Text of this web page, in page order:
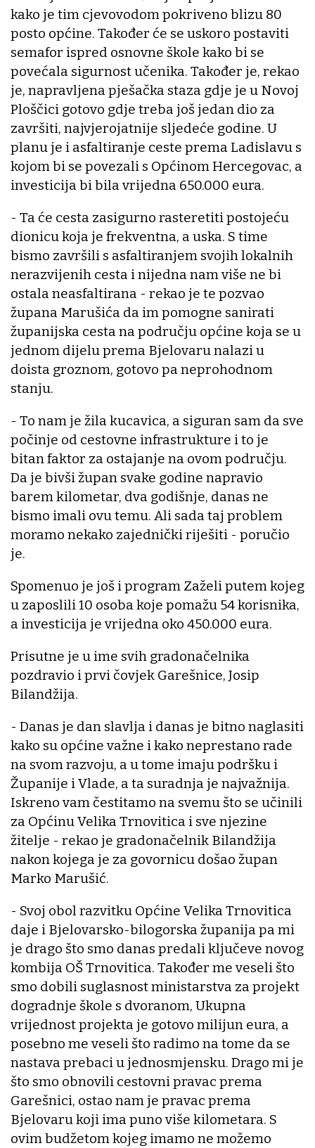
kako je tim cjevovodom pokriveno blizu 80
posto općine. Također će se uskoro postaviti
semafor ispred osnovne škole kako bi se
povećala sigurnost učenika. Također je, rekao
je, napravljena pješačka staza gdje je u Novoj
Ploščici gotovo gdje treba još jedan dio za
završiti, najvjerojatnije sljedeće godine. U
planu je i asfaltiranje ceste prema Ladislavu s
kojom bi se povezali s Općinom Hercegovac, a
investicija bi bila vrijedna 650.000 eura.
- Ta će cesta zasigurno rasteretiti postojeću
dionicu koja je frekventna, a uska. S time
bismo završili s asfaltiranjem svojih lokalnih
nerazvijenih cesta i nijedna nam više ne bi
ostala neasfaltirana - rekao je te pozvao
župana Marušića da im pomogne sanirati
županijska cesta na području općine koja se u
jednom dijelu prema Bjelovaru nalazi u
doista groznom, gotovo pa neprohodnom
stanju.
- To nam je žila kucavica, a siguran sam da sve
počinje od cestovne infrastrukture i to je
bitan faktor za ostajanje na ovom području.
Da je bivši župan svake godine napravio
barem kilometar, dva godišnje, danas ne
bismo imali ovu temu. Ali sada taj problem
moramo nekako zajednički riješiti - poručio
je.
Spomenuo je još i program Zaželi putem kojeg
u zaposlili 10 osoba koje pomažu 54 korisnika,
a investicija je vrijedna oko 450.000 eura.
Prisutne je u ime svih gradonačelnika
pozdravio i prvi čovjek Garešnice, Josip
Bilandžija.
- Danas je dan slavlja i danas je bitno naglasiti
kako su općine važne i kako neprestano rade
na svom razvoju, a u tome imaju podršku i
Županije i Vlade, a ta suradnja je najvažnija.
Iskreno vam čestitamo na svemu što se učinili
za Općinu Velika Trnovitica i sve njezine
žitelje - rekao je gradonačelnik Bilandžija
nakon kojega je za govornicu došao župan
Marko Marušić.
- Svoj obol razvitku Općine Velika Trnovitica
daje i Bjelovarsko-bilogorska županija pa mi
je drago što smo danas predali ključeve novog
kombija OŠ Trnovitica. Također me veseli što
smo dobili suglasnost ministarstva za projekt
dogradnje škole s dvoranom, Ukupna
vrijednost projekta je gotovo milijun eura, a
posebno me veseli što radimo na tome da se
nastava prebaci u jednosmjensku. Drago mi je
što smo obnovili cestovni pravac prema
Garešnici, ostao nam je pravac prema
Bjelovaru koji ima puno više kilometara. S
ovim budžetom kojeg imamo ne možemo